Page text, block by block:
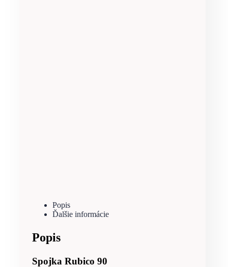
Popis
Ďalšie informácie
Popis
Spojka Rubico 90